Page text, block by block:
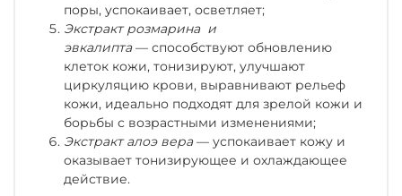
поры, успокаивает, осветляет;
Экстракт розмарина и
эвкалипта — способствуют обновлению
клеток кожи, тонизируют, улучшают
циркуляцию крови, выравнивают рельеф
кожи, идеально подходят для зрелой кожи и
борьбы с возрастными изменениями;
Экстракт алоэ вера — успокаивает кожу и
оказывает тонизирующее и охлаждающее
действие.